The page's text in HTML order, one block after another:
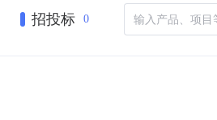
招投标 0